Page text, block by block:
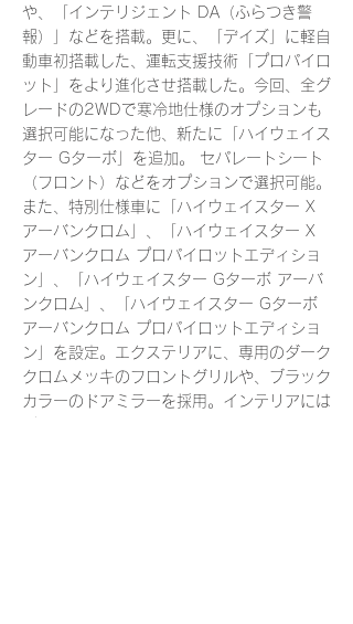
や、「インテリジェント DA（ふらつき警
報）」などを搭載。更に、「デイズ」に軽自
動車初搭載した、運転支援技術「プロパイロ
ット」をより進化させ搭載した。今回、全グ
レードの2WDで寒冷地仕様のオプションも
選択可能になった他、新たに「ハイウェイス
ター Gターボ」を追加。 セパレートシート
（フロント）などをオプションで選択可能。
また、特別仕様車に「ハイウェイスター X
アーバンクロム」、「ハイウェイスター X
アーバンクロム プロパイロットエディショ
ン」、「ハイウェイスター Gターボ アーバ
ンクロム」、「ハイウェイスター Gターボ
アーバンクロム プロパイロットエディショ
ン」を設定。エクステリアに、専用のダーク
クロムメッキのフロントグリルや、ブラック
カラーのドアミラーを採用。インテリアには